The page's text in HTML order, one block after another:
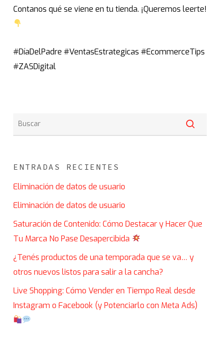
Contanos qué se viene en tu tienda. ¡Queremos leerte!
#DíaDelPadre #VentasEstrategicas #EcommerceTips
#ZASDigital
ENTRADAS RECIENTES
Eliminación de datos de usuario
Eliminación de datos de usuario
Saturación de Contenido: Cómo Destacar y Hacer Que
Tu Marca No Pase Desapercibida
¿Tenés productos de una temporada que se va… y
otros nuevos listos para salir a la cancha?
Live Shopping: Cómo Vender en Tiempo Real desde
Instagram o Facebook (y Potenciarlo con Meta Ads)